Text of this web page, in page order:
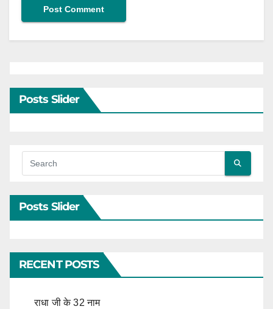
Posts Slider
Posts Slider
RECENT POSTS
राधा जी के 32 नाम